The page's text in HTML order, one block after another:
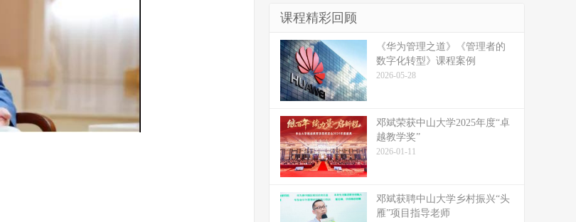
课程精彩回顾
《华为管理之道》《管理者的
数字化转型》课程案例
2026-05-28
邓斌荣获中山大学2025年度“卓
越教学奖”
2026-01-11
邓斌获聘中山大学乡村振兴“头
雁”项目指导老师